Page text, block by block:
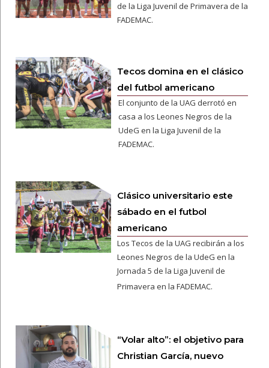
de la Liga Juvenil de Primavera de la
FADEMAC.
Tecos domina en el clásico
del futbol americano
El conjunto de la UAG derrotó en
casa a los Leones Negros de la
UdeG en la Liga Juvenil de la
FADEMAC.
Clásico universitario este
sábado en el futbol
americano
Los Tecos de la UAG recibirán a los
Leones Negros de la UdeG en la
Jornada 5 de la Liga Juvenil de
Primavera en la FADEMAC.
“Volar alto”: el objetivo para
Christian García, nuevo